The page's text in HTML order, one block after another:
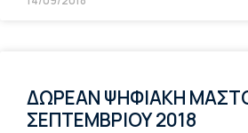
ΔΩΡΕΑΝ ΨΗΦΙΑΚΗ
ΣΕΠΤΕΜΒΡΙΟΥ 2018